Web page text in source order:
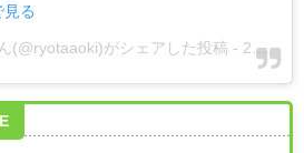
る
(@ryotaaoki)がシェアした投稿 - 2019年 5月月3日午後8時53分PDT